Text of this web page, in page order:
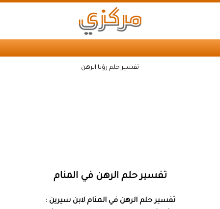
تفسير حلم رؤيا الرهن
تفسير حلم الرهن في المنام
تفسير حلم الرهن في المنام لابن سيرين :